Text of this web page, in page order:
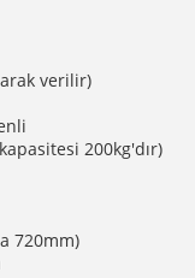
verilir)
200kg'dır)
720mm)